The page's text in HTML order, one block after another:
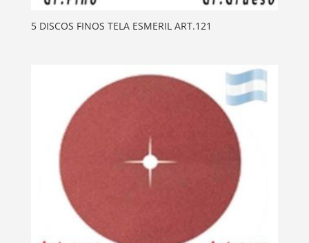
5 DISCOS FINOS TELA ESMERIL ART.121